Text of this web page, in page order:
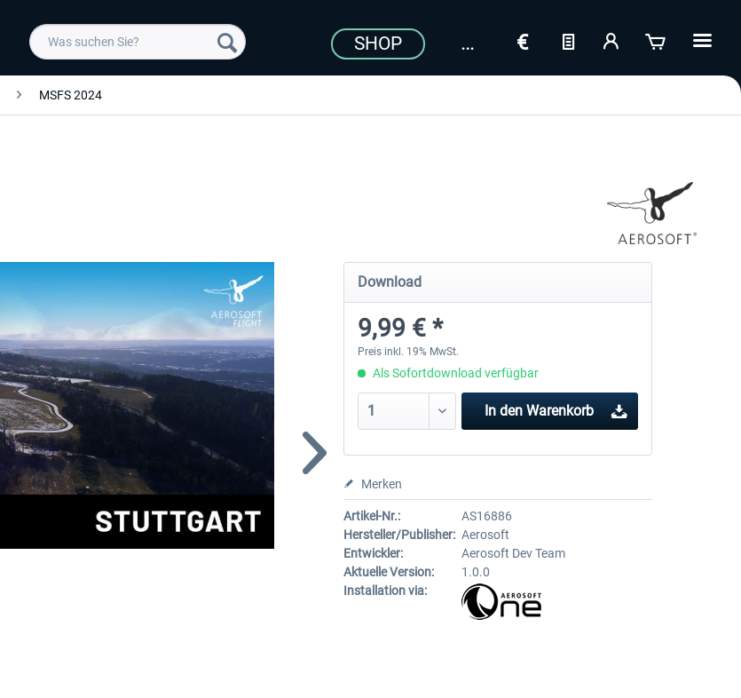
SHOP
MSFS 2024
Download
9,99 € *
Preis inkl. 19% MwSt.
Als Sofortdownload verfügbar
In den Warenkorb
Merken
Artikel-Nr.:
AS16886
Hersteller/Publisher: Aerosoft
Entwickler:
Aerosoft Dev Team
Aktuelle Version:
1.0.0
Installation via: